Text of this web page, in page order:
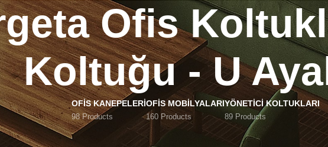
Ofis
Koltuğu - U
OFIS KANEPELERI
98 Products
OFIS MOBILYALARI
160 Products
YÖNETICI KOLTUKLARI
89 Products
Anasayfa 8250 Argeta Ofis Koltukları_Misafir Koltuğu - U Ayaklı